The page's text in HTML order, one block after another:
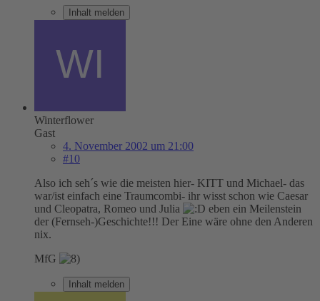
Inhalt melden
Winterflower
Gast
4. November 2002 um 21:00
#10
Also ich seh´s wie die meisten hier- KITT und Michael- das
war/ist einfach eine Traumcombi- ihr wisst schon wie Caesar
und Cleopatra, Romeo und Julia
eben ein Meilenstein
der (Fernseh-)Geschichte!!! Der Eine wäre ohne den Anderen
nix.
MfG
Inhalt melden